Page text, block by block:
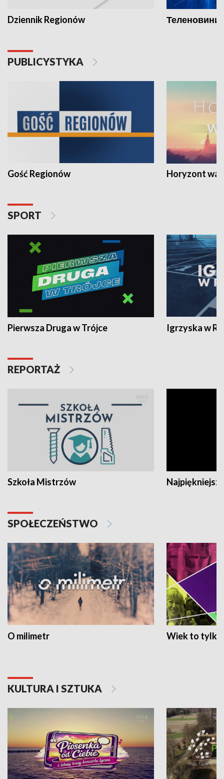
Dziennik Regionów Теленовини
PUBLICYSTYKA
Gość Regionów Horyzont
SPORT
Pierwsza Druga w Trójce Igrzyska w
REPORTAŻ
Szkoła Mistrzów
SPOŁECZEŃSTWO
O milimetr Wiek to tylko
KULTURA I SZTUKA